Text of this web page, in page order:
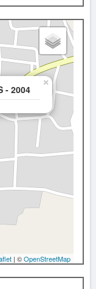
- 2004
×
| ©OpenStreetMap